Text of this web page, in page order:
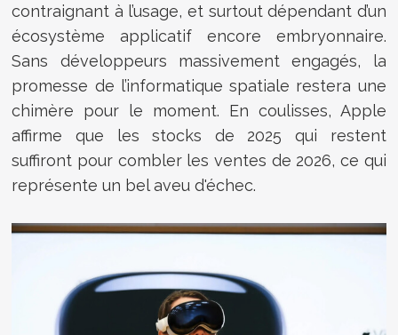
contraignant à l’usage, et surtout dépendant d’un
écosystème applicatif encore embryonnaire.
Sans développeurs massivement engagés, la
promesse de l’informatique spatiale restera une
chimère pour le moment. En coulisses, Apple
affirme que les stocks de 2025 qui restent
suffiront pour combler les ventes de 2026, ce qui
représente un bel aveu d'échec.